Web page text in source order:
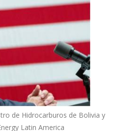
de Hidrocarburos de Bolivia y
Latin America